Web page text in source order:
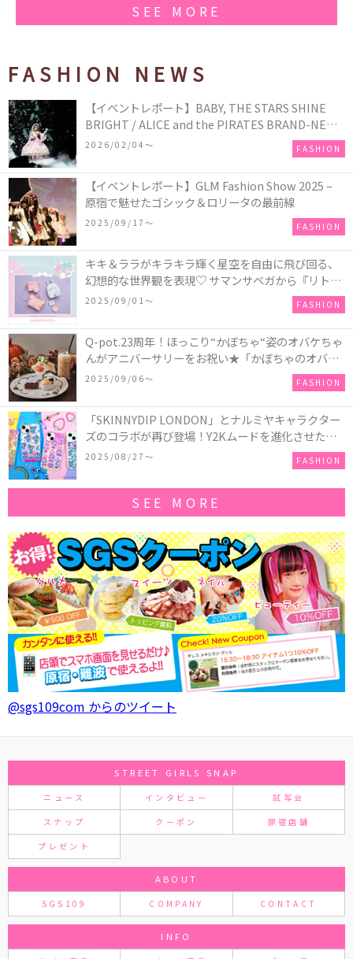
SEE MORE
FASHION NEWS
【イベントレポート】BABY, THE STARS SHINE
BRIGHT / ALICE and the PIRATES BRAND-NEW
COLLECTION in TOKYO
2026/02/04〜 FASHION
【イベントレポート】GLM Fashion Show 2025 –
原宿で魅せたゴシック＆ロリータの最前線
2025/09/17〜 FASHION
キキ＆ララがキラキラ輝く星空を自由に飛び回る、
幻想的な世界観を表現♡ サマンサベガから『リトル
ツインスターズ』50周年アニバーサリーイヤー』を
2025/09/01〜 FASHION
Q-pot.23周年！ほっこり“かぼちゃ“姿のオバケちゃ
んがアニバーサリーをお祝い★「かぼちゃのオバケ
ーキアクセサリー」が新発売！Q-pot CAFE.では
「かぼちゃのオバケーキプレート」も登場
2025/09/06〜 FASHION
「SKINNYDIP LONDON」とナルミヤキャラクター
ズのコラボが再び登場！Y2Kムードを進化させた新
作コレクションを発売♪
2025/08/27〜 FASHION
SEE MORE
@sgs109com からのツイート
STREET GIRLS SNAP
ニュース インタビュー 試写会
スナップ クーポン 原宿店舗
プレゼント
ABOUT
SGS109 COMPANY CONTACT
INFO